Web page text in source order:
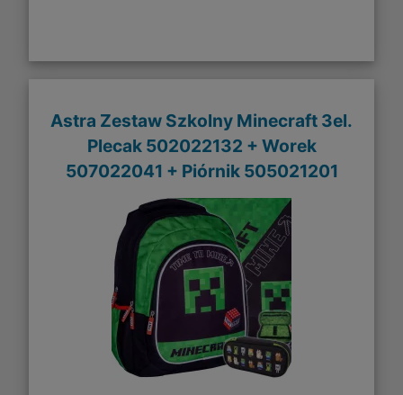
Astra Zestaw Szkolny Minecraft 3el.
Plecak 502022132 + Worek
507022041 + Piórnik 505021201